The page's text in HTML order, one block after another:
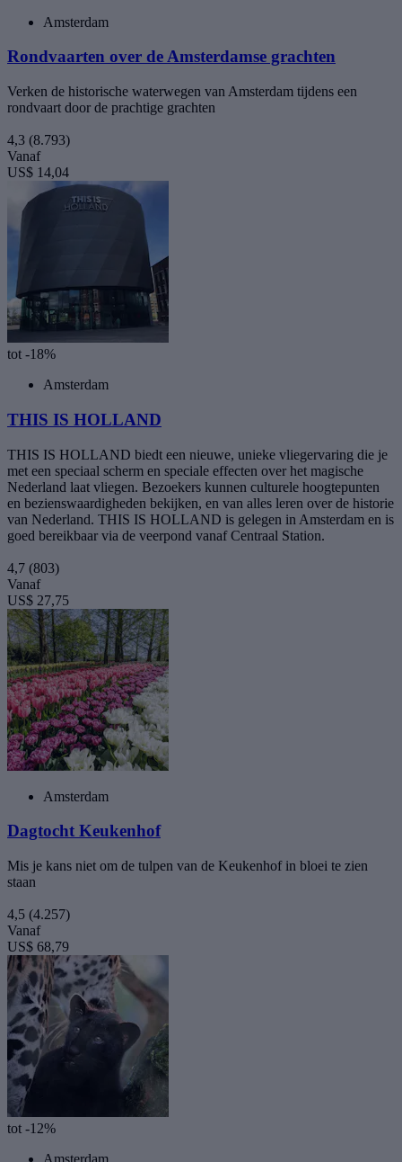
Amsterdam
Rondvaarten over de Amsterdamse grachten
Verken de historische waterwegen van Amsterdam tijdens een
rondvaart door de prachtige grachten
4,3 (8.793)
Vanaf
US$ 14,04
tot -18%
Amsterdam
THIS IS HOLLAND
THIS IS HOLLAND biedt een nieuwe, unieke vliegervaring die je
met een speciaal scherm en speciale effecten over het magische
Nederland laat vliegen. Bezoekers kunnen culturele hoogtepunten
en bezienswaardigheden bekijken, en van alles leren over de historie
van Nederland. THIS IS HOLLAND is gelegen in Amsterdam en is
goed bereikbaar via de veerpond vanaf Centraal Station.
4,7 (803)
Vanaf
US$ 27,75
Amsterdam
Dagtocht Keukenhof
Mis je kans niet om de tulpen van de Keukenhof in bloei te zien
staan
4,5 (4.257)
Vanaf
US$ 68,79
tot -12%
Amsterdam